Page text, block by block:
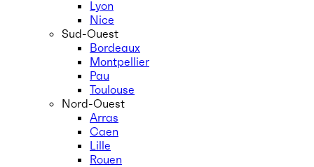
Lyon
Nice
Sud-Ouest
Bordeaux
Montpellier
Pau
Toulouse
Nord-Ouest
Arras
Caen
Lille
Rouen